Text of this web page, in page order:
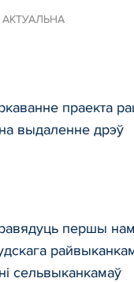
АКТУАЛЬНА
праекта
выдаленне дрэў
першы
сельвыканкамаў